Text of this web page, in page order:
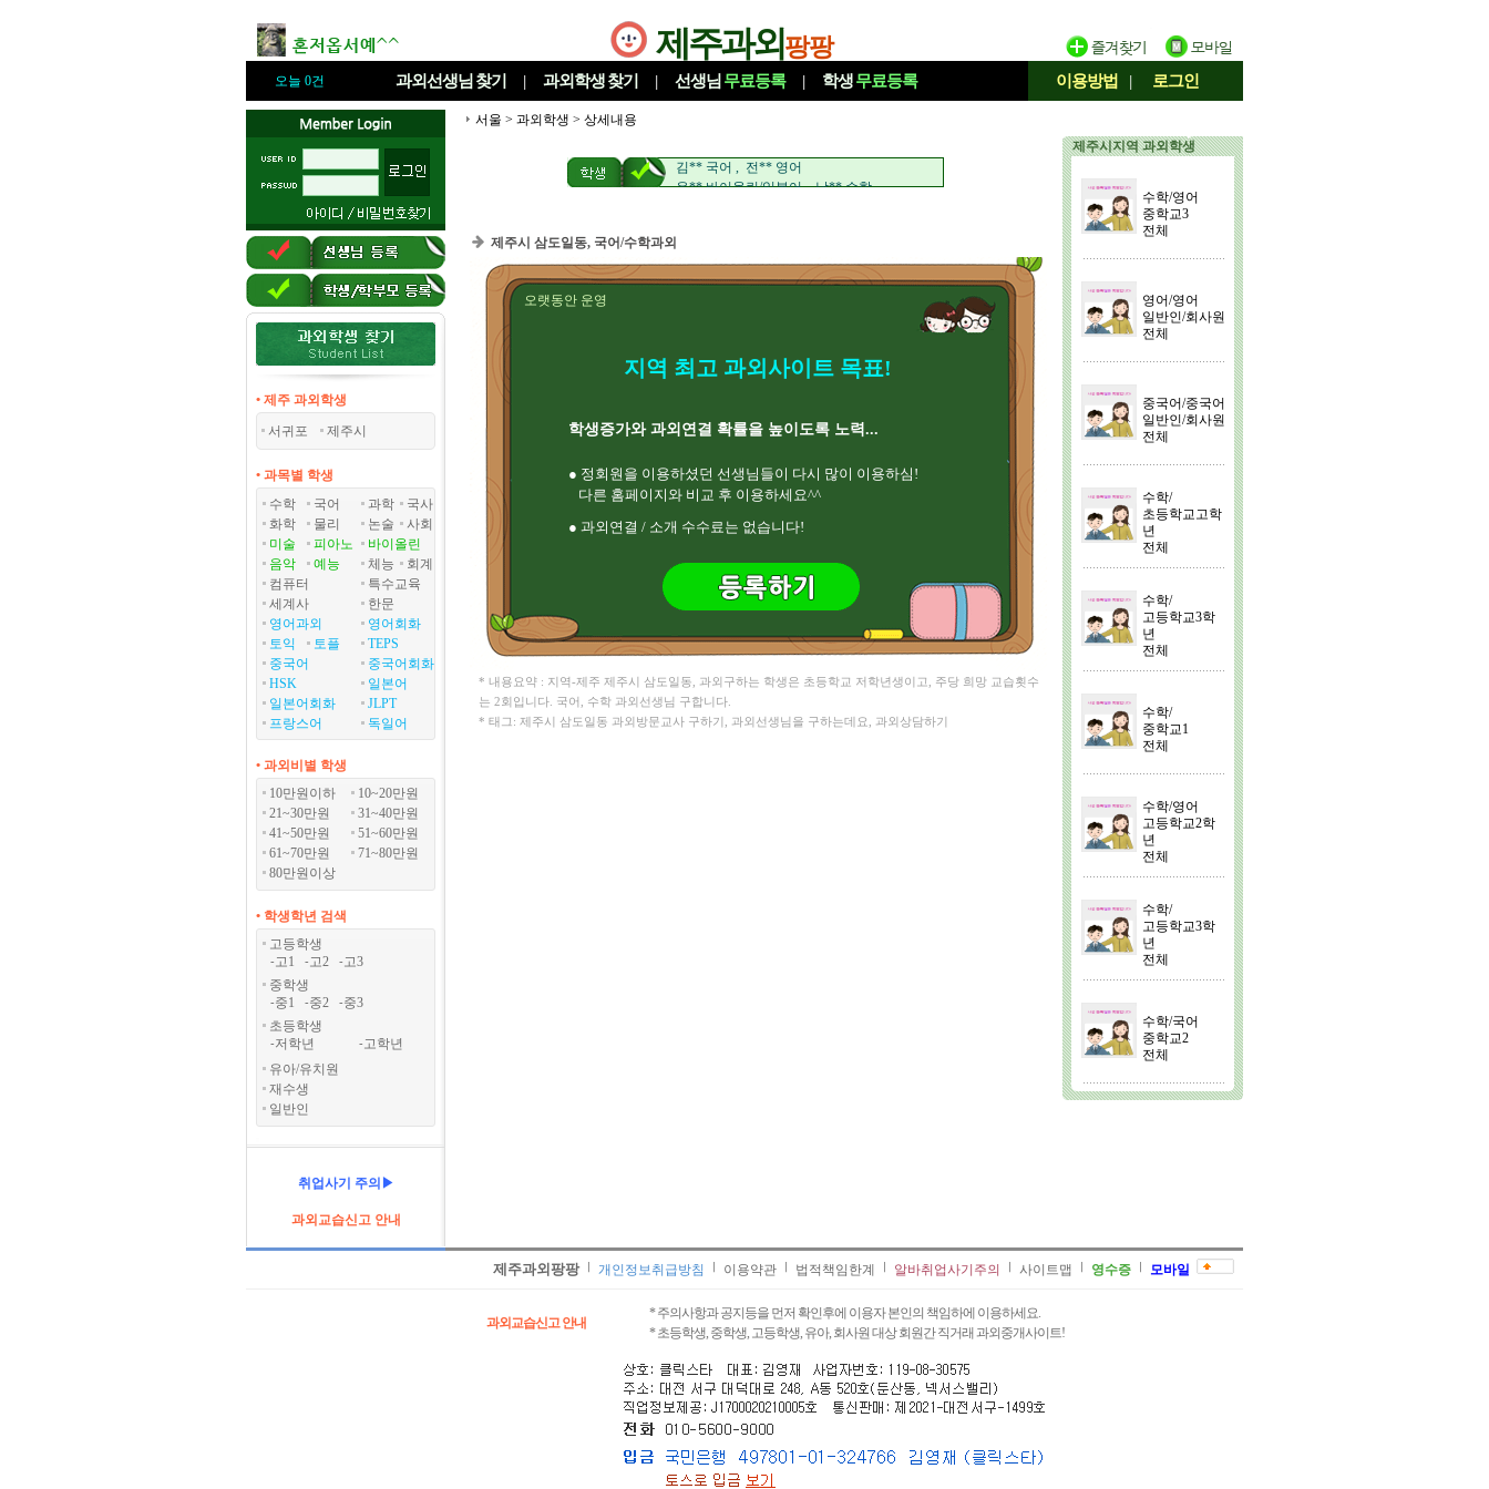
제주과외팡팡
오늘 0건 과외선생님 찾기 | 과외학생찾기 | 선생님 무료등록 | 학생무료등록 이용방법 | 로그인
• 제주 과외학생
서귀포
제주시
• 과목별 학생
수학
국어 과학
국사
화학
물리 논술
사회
미술
피아노
바이올린
음악
예능 체능
회계
컴퓨터
특수교육
세계사
한문
영어과외
영어회화
토익
토플
TEPS
중국어
중국어회화
HSK
일본어
일본어회화
JLPT
프랑스어
독일어
• 과외비별 학생
10만원이하
10~20만원
21~30만원
31~40만원
41~50만원
51~60만원
61~70만원
71~80만원
80만원이상
• 학생학년 검색
고등학생
-고1 -고2 -고3
중학생
-중1 -중2 -중3
초등학생
-저학년 -고학년
유아/유치원
재수생
일반인
취업사기 주의▶
과외교습신고 안내
서울 > 과외학생 > 상세내용
김** 국어 , 전** 영어
윤** 바이올린/일본어 , 남** 수학
염** HSK , 김** 중국어회화
손** 과학 , 이** 수학
이** 수학/국어 , 김** 수학
김** 국어 , 전** 영어
박** 국어/영어 , 천** 수학
은** 영어 , 유** 중국어
염** HSK , 김** 중국어회화
손** 과학 , 이** 수학
정** 수학 , 김** 수학
제주시 삼도일동, 국어/수학과외
오랫동안 운영
지역 최고 과외사이트 목표!
학생증가와 과외연결 확률을 높이도록 노력...
● 정회원을 이용하셨던 선생님들이 다시 많이 이용하심!
다른 홈페이지와 비교 후 이용하세요^^
● 과외연결 / 소개 수수료는 없습니다!
* 내용요약 : 지역-제주 제주시 삼도일동, 과외구하는 학생은 초등학교 저학년생이고, 주당 희망 교습횟수
는 2회입니다. 국어, 수학 과외선생님 구합니다.
* 태그: 제주시 삼도일동 과외방문교사 구하기, 과외선생님을 구하는데요, 과외상담하기
제주시지역 과외학생
수학/영어
중학교3
전체
영어/영어
일반인/회사원
전체
중국어/중국어
일반인/회사원
전체
수학/
초등학교고학
년
전체
수학/
고등학교3학
년
전체
수학/
중학교1
전체
수학/영어
고등학교2학
년
전체
수학/
고등학교3학
년
전체
수학/국어
중학교2
전체
제주과외팡팡 개인정보취급방침 이용약관 법적책임한계 알바취업사기주의 사이트맵 영수증 모바일
과외교습신고 안내
* 주의사항과 공지등을 먼저 확인후에 이용자 본인의 책임하에 이용하세요.
* 초등학생, 중학생, 고등학생, 유아, 회사원 대상 회원간 직거래 과외중개사이트!